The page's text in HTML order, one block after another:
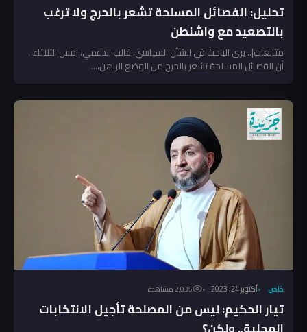
تحليل: الفصائل المسلحة تشعر بالحرج ولا ترغب
بالتصعيد مع واشنطن
متابعات|.. يرى الباحث في الشأن السياسي، غالب الدعمي، امس الثلاثاء،
أن الفصائل المسلحة تشعر بالحرج من الوضع الراهن،...
خاص أكتوبر 24, 2023 2٬035 مشاهدة
تيار الحكيم: ليس من المصلحة تأجيل الانتخابات